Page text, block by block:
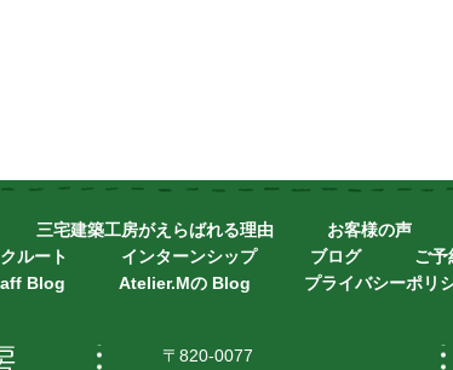
三宅建築工房がえらばれる理由 お客様の声
ルート インターンシップ ブログ ご予
Blog Atelier.Mの Blog プライバシーポリ
〒820-0077